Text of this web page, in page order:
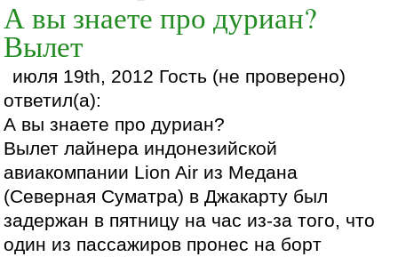
А вы знаете про дуриан?
Вылет
июля 19th, 2012 Гость (не проверено)
ответил(а):
А вы знаете про дуриан?
Вылет лайнера индонезийской
авиакомпании Lion Air из Медана
(Северная Суматра) в Джакарту был
задержан в пятницу на час из-за того, что
один из пассажиров пронес на борт